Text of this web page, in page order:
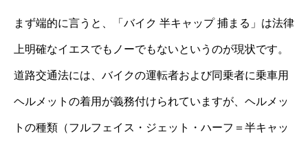
まず端的に言うと、「バイク 半キャップ 捕まる」は法律
上明確なイエスでもノーでもないというのが現状です。
道路交通法には、バイクの運転者および同乗者に乗車用
ヘルメットの着用が義務付けられていますが、ヘルメッ
トの種類（フルフェイス・ジェット・ハーフ＝半キャッ